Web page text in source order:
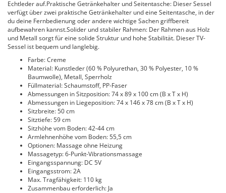
Echtleder auf.Praktische Getränkehalter und Seitentasche: Dieser Sessel
verfügt über zwei praktische Getränkehalter und eine Seitentasche, in der
du deine Fernbedienung oder andere wichtige Sachen griffbereit
aufbewahren kannst.Solider und stabiler Rahmen: Der Rahmen aus Holz
und Metall sorgt für eine solide Struktur und hohe Stabilität. Dieser TV-
Sessel ist bequem und langlebig.
Farbe: Creme
Material: Kunstleder (60 % Polyurethan, 30 % Polyester, 10 %
Baumwolle), Metall, Sperrholz
Füllmaterial: Schaumstoff, PP-Faser
Abmessungen in Sitzposition: 74 x 89 x 100 cm (B x T x H)
Abmessungen in Liegeposition: 74 x 146 x 78 cm (B x T x H)
Sitzbreite: 50 cm
Sitztiefe: 59 cm
Sitzhöhe vom Boden: 42-44 cm
Armlehnenhöhe vom Boden: 55,5 cm
Optionen: Massage ohne Heizung
Massagetyp: 6-Punkt-Vibrationsmassage
Eingangsspannung: DC 5V
Eingangsstrom: 2A
Max. Tragfähigkeit: 110 kg
Zusammenbau erforderlich: Ja